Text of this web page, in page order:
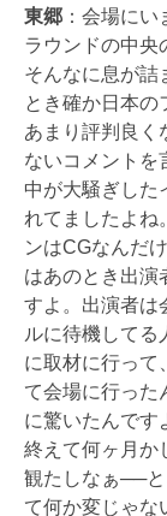
東郷 ：会場に
ラウンドの中央
そんなに息が詰
とき確か日本の
あまり評判良く
ないコメントを
中が大騒ぎした
れてましたよね
ンはCGなんだ
はあのとき出演
すよ。出演者は
ルに待機してる
に取材に行って
て会場に行った
に驚いたんです
終えて何ヶ月か
観たしなぁ──
て何か変じゃな